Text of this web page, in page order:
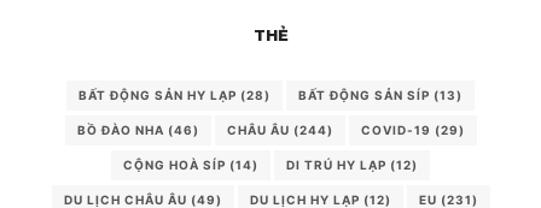
THẺ
BẤT ĐỘNG SẢN HY LẠP (28) BẤT ĐỘNG SẢN SÍP (13)
BỒ ĐÀO NHA (46) CHÂU ÂU (244) COVID-19 (29)
CỘNG HOÀ SÍP (14) DI TRÚ HY LẠP (12)
DU LỊCH CHÂU ÂU (49) DU LỊCH HY LẠP (12) EU (231)